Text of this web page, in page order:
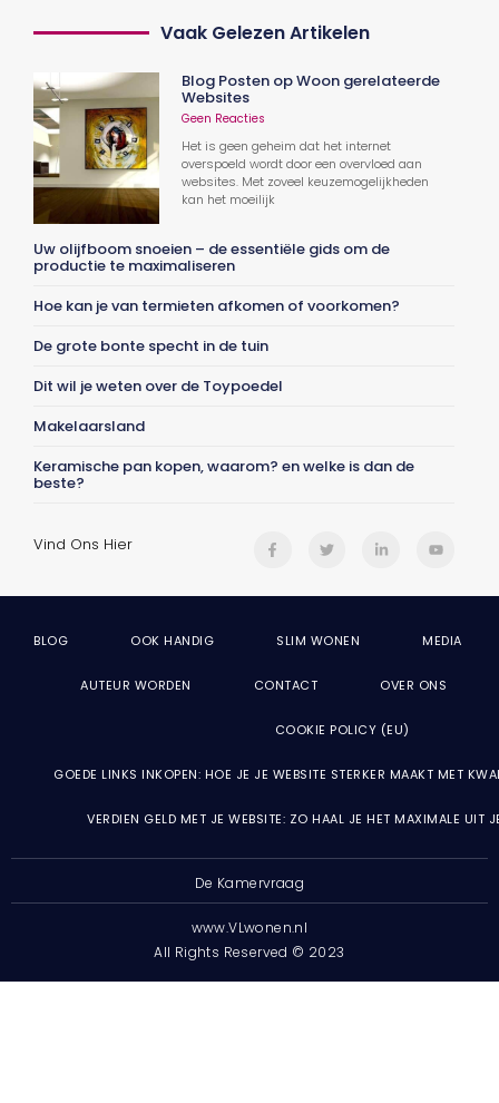
Vaak Gelezen Artikelen
Blog Posten op Woon gerelateerde
Websites
Geen Reacties
Het is geen geheim dat het internet
overspoeld wordt door een overvloed aan
websites. Met zoveel keuzemogelijkheden
kan het moeilijk
Uw olijfboom snoeien – de essentiële gids om de
productie te maximaliseren
Hoe kan je van termieten afkomen of voorkomen?
De grote bonte specht in de tuin
Dit wil je weten over de Toypoedel
Makelaarsland
Keramische pan kopen, waarom? en welke is dan de
beste?
Vind Ons Hier
BLOG OOK HANDIG SLIM WONEN MEDIA
AUTEUR WORDEN CONTACT OVER ONS
COOKIE POLICY (EU)
GOEDE LINKS INKOPEN: HOE JE JE WEBSITE STERKER MAAKT MET
VERDIEN GELD MET JE WEBSITE: ZO HAAL JE HET MAXIMALE UIT
De Kamervraag
www.VLwonen.nl
All Rights Reserved © 2023